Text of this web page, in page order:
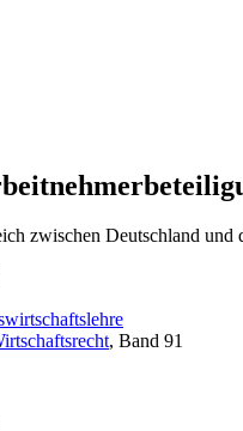
zwischen Deutschland
, Band 91